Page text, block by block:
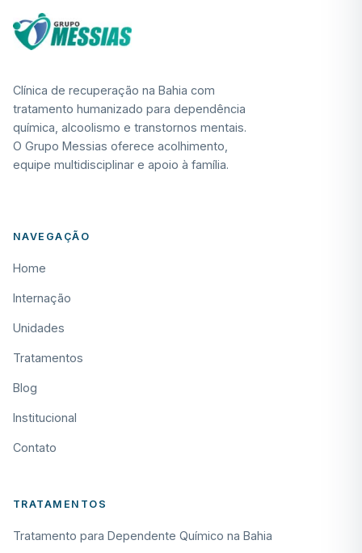
Clínica de recuperação na Bahia com
tratamento humanizado para dependência
química, alcoolismo e transtornos mentais.
O Grupo Messias oferece acolhimento,
equipe multidisciplinar e apoio à família.
NAVEGAÇÃO
Home
Internação
Unidades
Tratamentos
Blog
Institucional
Contato
TRATAMENTOS
Tratamento para Dependente Químico na Bahia